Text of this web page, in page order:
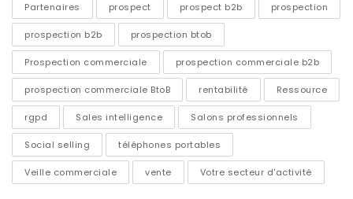
Partenaires prospect prospect b2b prospection
prospection b2b prospection btob
Prospection commerciale prospection commerciale b2b
prospection commerciale BtoB rentabilité Ressource
rgpd Sales intelligence Salons professionnels
Social selling téléphones portables
Veille commerciale vente Votre secteur d'activité